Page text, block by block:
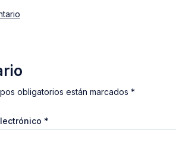
obligatorios están marcados *
*